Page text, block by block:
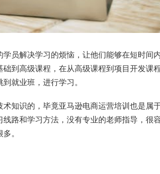
员解决学习的烦恼，让他们能够在短时
到高级课程，在从高级课程到项目开发
就业班，进行学习。
知识的，毕竟亚马逊电商运营培训也是
路和学习方法，没有专业的老师指导，很
。